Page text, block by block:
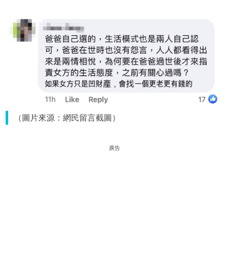
（圖片來源：網民留言截圖）
廣告